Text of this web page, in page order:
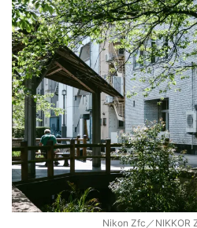
Nikon Zfc／NIKKOR